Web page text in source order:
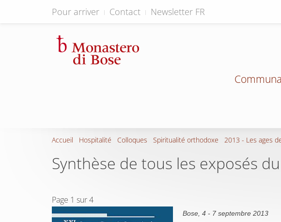
Pour arriver Contact Newsletter FR
Accueil Hospitalité Colloques Spiritualité orthodoxe 2013 - Les ages
Synthèse de tous les exposés
Page 1 sur 4
Bose, 4 - 7 septembre 2013